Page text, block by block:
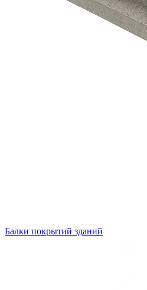
Балки покрытий зданий